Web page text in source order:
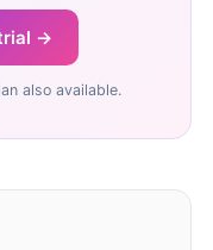
→
also available.